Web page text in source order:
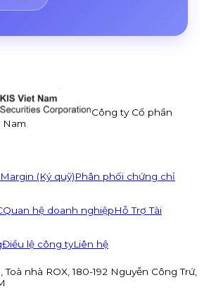
Công ty Cổ phần
Nam
Margin (Ký quỹ)Phân phối chứng chỉ
Quan hệ doanh nghiệpHỗ Trợ Tài
Điều lệ công tyLiên hệ
Toà nhà ROX, 180-192 Nguyễn Công Trứ,